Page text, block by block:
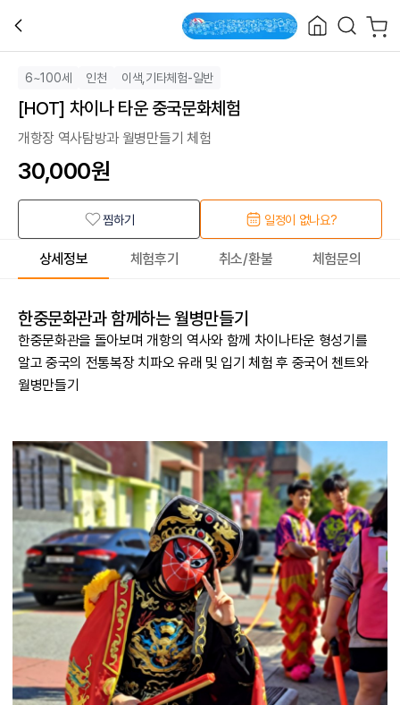
6~100세 인천 이색,기타체험-일반
[HOT] 차이나 타운 중국문화체험
개항장 역사탐방과 월병만들기 체험
30,000원
찜하기 일정이 없나요?
상세정보 체험후기 취소/환불 체험문의
한중문화관과 함께하는 월병만들기
한중문화관을 돌아보며 개항의 역사와 함께 차이나타운 형성기를
알고 중국의 전통복장 치파오 유래 및 입기 체험 후 중국어 첸트와
월병만들기